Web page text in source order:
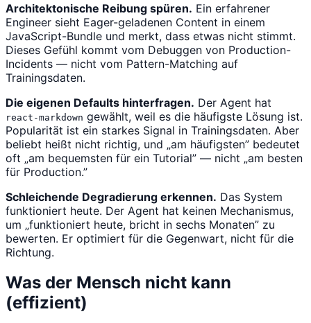
Architektonische Reibung spüren. Ein erfahrener
Engineer sieht Eager-geladenen Content in einem
JavaScript-Bundle und merkt, dass etwas nicht stimmt.
Dieses Gefühl kommt vom Debuggen von Production-
Incidents — nicht vom Pattern-Matching auf
Trainingsdaten.
Die eigenen Defaults hinterfragen. Der Agent hat
react-markdown gewählt, weil es die häufigste Lösung ist.
Popularität ist ein starkes Signal in Trainingsdaten. Aber
beliebt heißt nicht richtig, und „am häufigsten” bedeutet
oft „am bequemsten für ein Tutorial” — nicht „am besten
für Production.”
Schleichende Degradierung erkennen. Das System
funktioniert heute. Der Agent hat keinen Mechanismus,
um „funktioniert heute, bricht in sechs Monaten” zu
bewerten. Er optimiert für die Gegenwart, nicht für die
Richtung.
Was der Mensch nicht kann
(effizient)